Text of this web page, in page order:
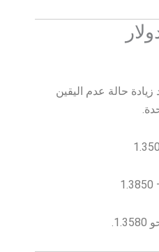
زيادة حالة عدم اليقين